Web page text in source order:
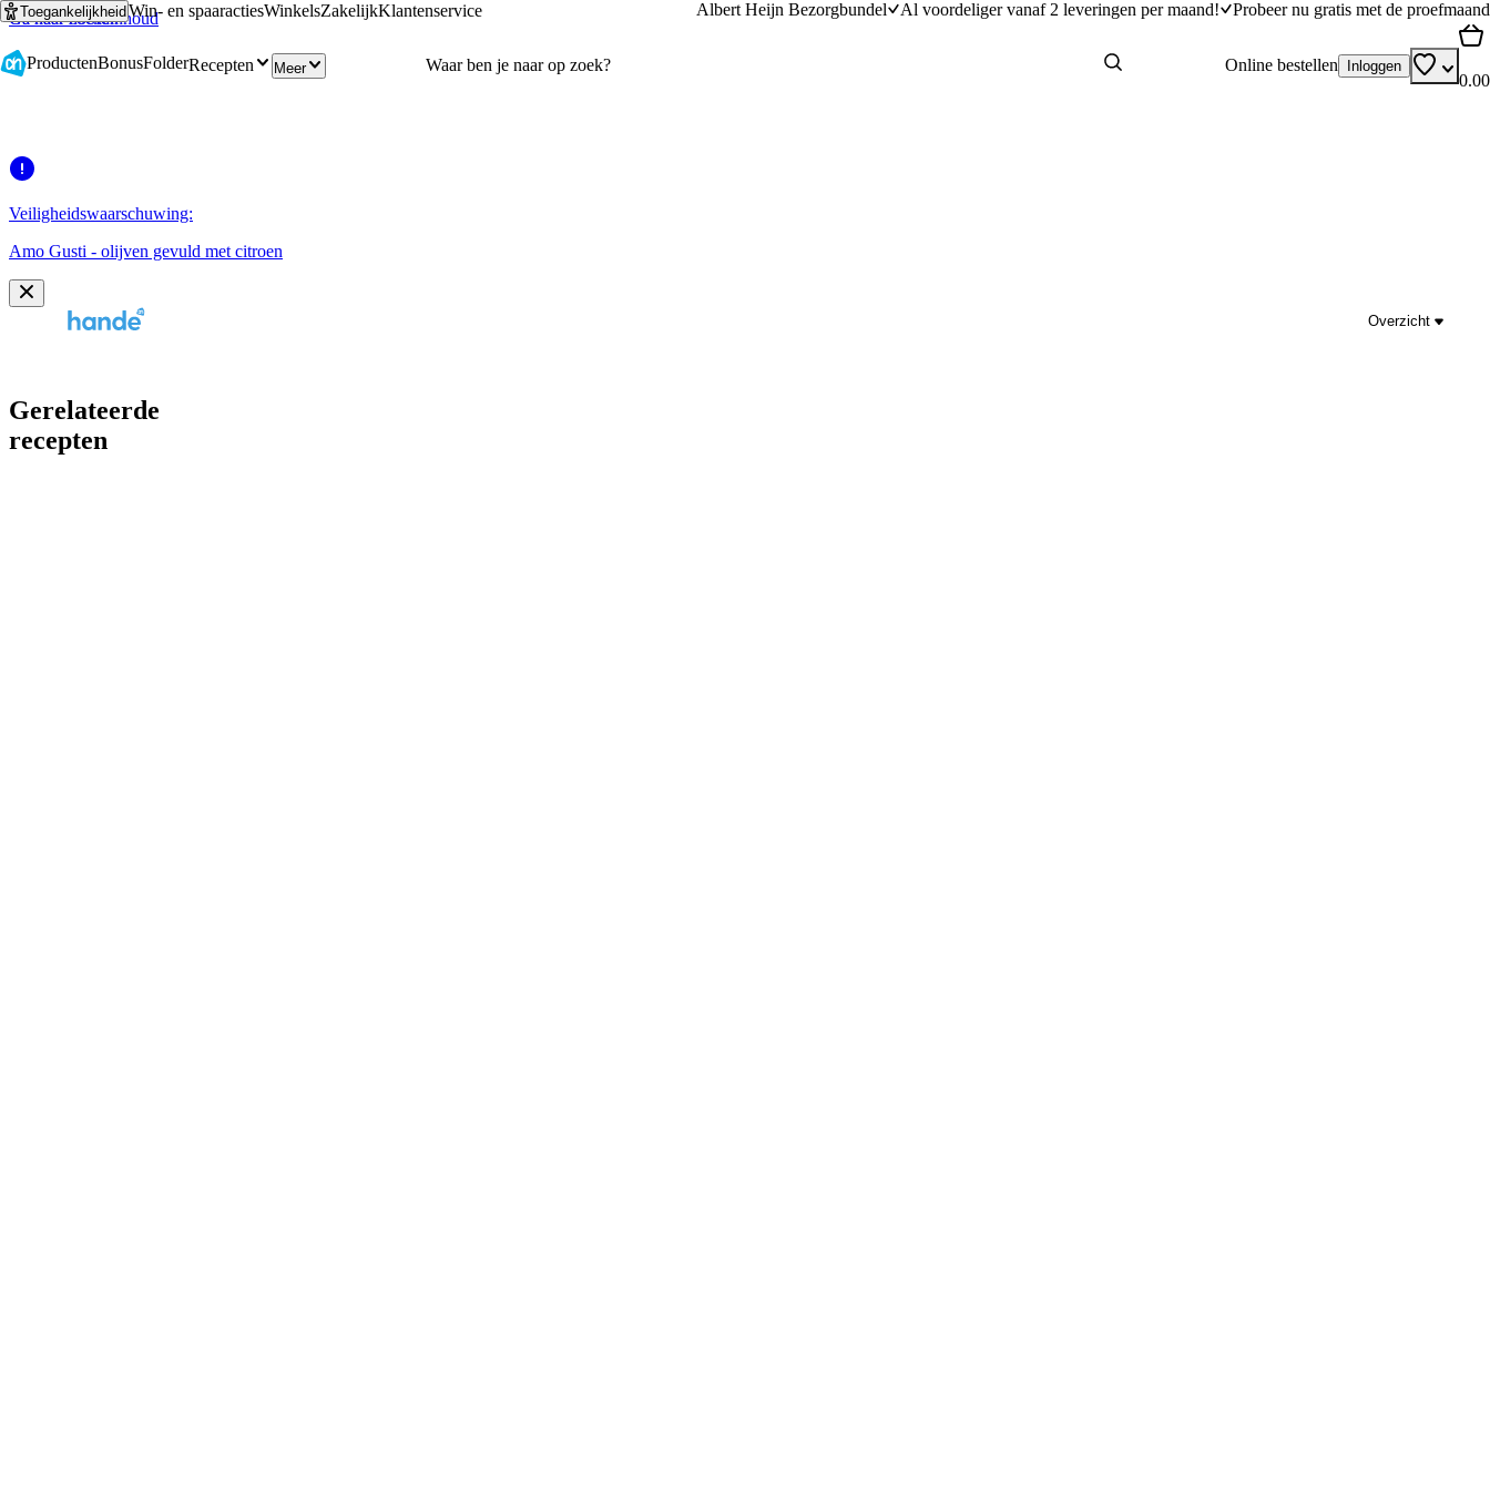
Ga naar hoofdinhoud
Ga naar zoeken
ToegankelijkheidWin- en spaaractiesWinkelsZakelijkKlantenservice Albert Heijn Bezorgbundel Al voordeliger vanaf 2 leveringen per maand! Probeer nu gratis met de proefmaand
ProductenBonusFolderRecepten Meer Online bestellen Inloggen
0.00
Veiligheidswaarschuwing:
Amo Gusti - olijven gevuld met citroen
Overzicht
Gerelateerde
recepten